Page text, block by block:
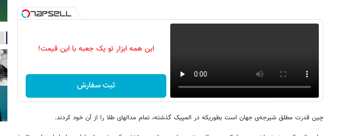
این همه ابزار تو یک جعبه با این قیمت!
ثبت سفارش
چین قدرت مطلق شیرجه‌ی جهان است بطوریکه در المپیک گذشته، تمام مدالهای طلا را از آن خود کردند.